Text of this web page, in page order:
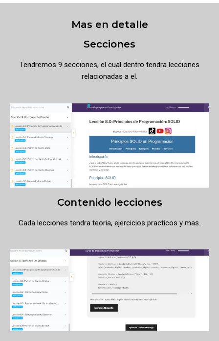
Mas en detalle
Secciones
Tendremos 9 secciones, el cual dentro tendra lecciones
relacionadas a el.
Contenido lecciones
Cada lecciones tendra teoria, ejercicios practicos y mas.